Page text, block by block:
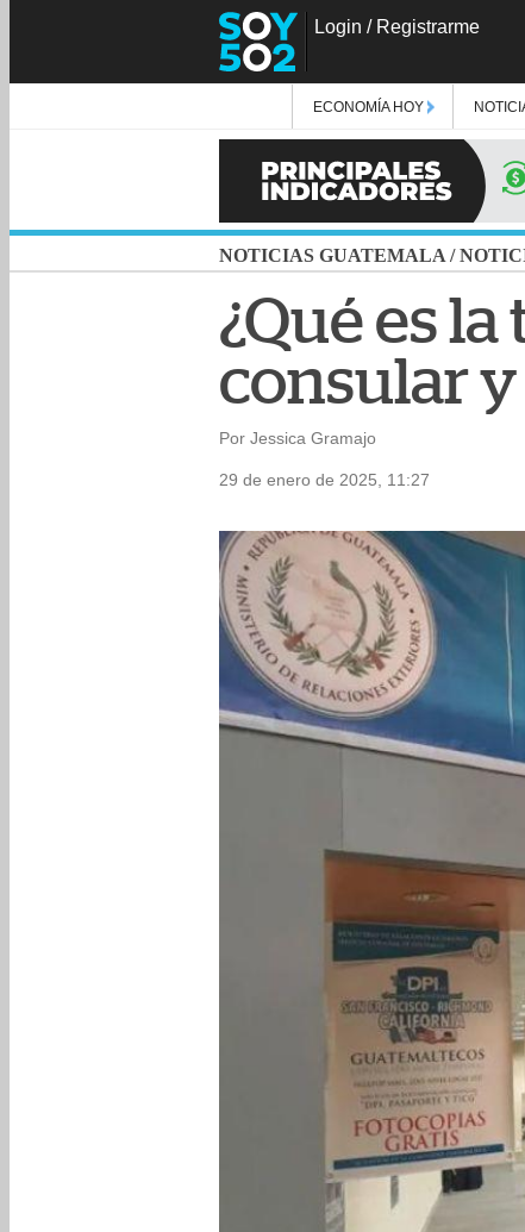
Login / Registrarme
ECONOMÍA HOY
NOTICIAS GUATEMALA /
¿Qué es
consular
Por Jessica Gramajo
29 de enero de 2025, 11:27